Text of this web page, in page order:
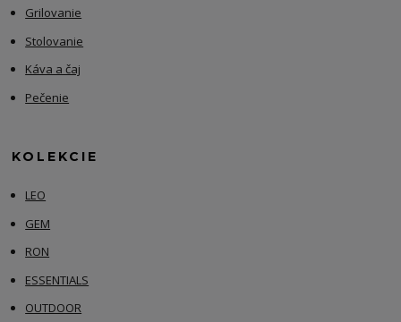
Grilovanie
Stolovanie
Káva a čaj
Pečenie
KOLEKCIE
LEO
GEM
RON
ESSENTIALS
OUTDOOR